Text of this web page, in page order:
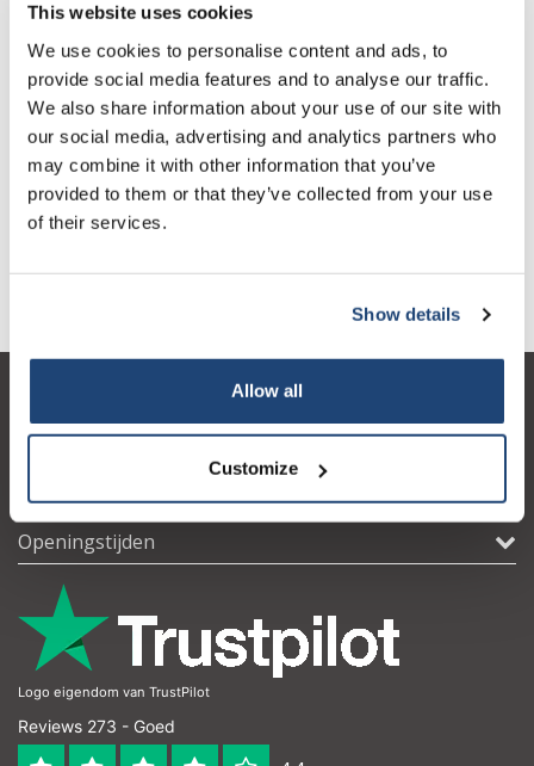
This website uses cookies
We use cookies to personalise content and ads, to
provide social media features and to analyse our traffic.
We also share information about your use of our site with
our social media, advertising and analytics partners who
may combine it with other information that you’ve
provided to them or that they’ve collected from your use
of their services.
Show details
Allow all
Customize
hydrofiele als hydrofobe delen, respectievelijk het carboxylaat
en de lange koolwaterstofketen. Deze twee chemisch
verschillende componenten induceren de vorming van micellen,
die de hydrofiele koppen naar buiten en hun hydrofobe
(koolwaterstof) staarten naar binnen presenteren, wat een
lipofiele omgeving biedt voor hydrofobe verbindingen. Het
staartgedeelte lost het vet (of) vuil op en vormt de micel. Het
wordt ook gebruikt in de farmaceutische industrie als
oppervlakteactieve stof om de oplosbaarheid van hydrofobe
Contactgegevens
Openingstijden
Logo eigendom van TrustPilot
Reviews 273 - Goed